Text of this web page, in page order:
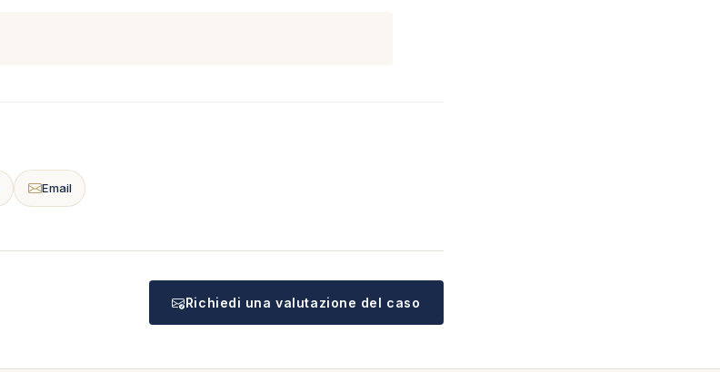
Email
Richiedi una valutazione del caso